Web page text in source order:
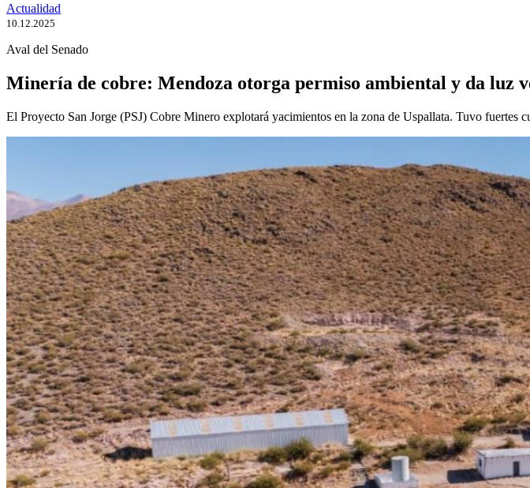
Actualidad
10.12.2025
Aval del Senado
Minería de cobre: Mendoza otorga permiso ambiental y da luz
El Proyecto San Jorge (PSJ) Cobre Minero explotará yacimientos en la zona de Uspallata. Tuvo fuertes